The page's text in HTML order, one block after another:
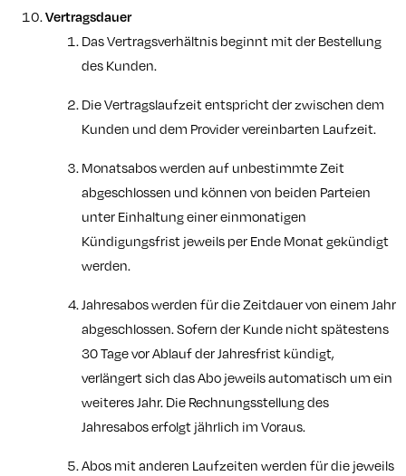
Vertragsdauer
Das Vertragsverhältnis beginnt mit der Bestellung
des Kunden.
Die Vertragslaufzeit entspricht der zwischen dem
Kunden und dem Provider vereinbarten Laufzeit.
Monatsabos werden auf unbestimmte Zeit
abgeschlossen und können von beiden Parteien
unter Einhaltung einer einmonatigen
Kündigungsfrist jeweils per Ende Monat gekündigt
werden.
Jahresabos werden für die Zeitdauer von einem Jahr
abgeschlossen. Sofern der Kunde nicht spätestens
30 Tage vor Ablauf der Jahresfrist kündigt,
verlängert sich das Abo jeweils automatisch um ein
weiteres Jahr. Die Rechnungsstellung des
Jahresabos erfolgt jährlich im Voraus.
Abos mit anderen Laufzeiten werden für die jeweils